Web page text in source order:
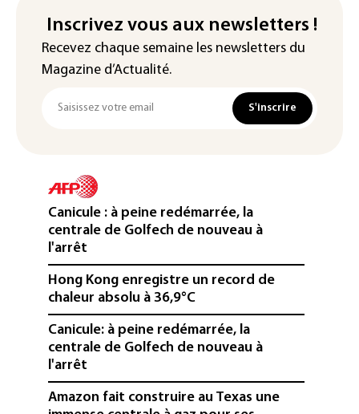
Inscrivez vous aux newsletters !
Recevez chaque semaine les newsletters du
Magazine d’Actualité.
S'inscrire
Canicule : à peine redémarrée, la
centrale de Golfech de nouveau à
l'arrêt
Hong Kong enregistre un record de
chaleur absolu à 36,9°C
Canicule: à peine redémarrée, la
centrale de Golfech de nouveau à
l'arrêt
Amazon fait construire au Texas une